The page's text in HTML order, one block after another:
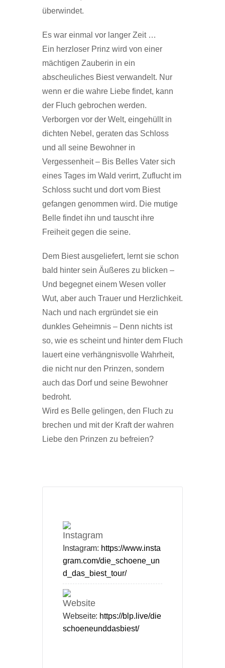
überwindet.
Es war einmal vor langer Zeit …
Ein herzloser Prinz wird von einer
mächtigen Zauberin in ein
abscheuliches Biest verwandelt. Nur
wenn er die wahre Liebe findet, kann
der Fluch gebrochen werden.
Verborgen vor der Welt, eingehüllt in
dichten Nebel, geraten das Schloss
und all seine Bewohner in
Vergessenheit – Bis Belles Vater sich
eines Tages im Wald verirrt, Zuflucht im
Schloss sucht und dort vom Biest
gefangen genommen wird. Die mutige
Belle findet ihn und tauscht ihre
Freiheit gegen die seine.
Dem Biest ausgeliefert, lernt sie schon
bald hinter sein Äußeres zu blicken –
Und begegnet einem Wesen voller
Wut, aber auch Trauer und Herzlichkeit.
Nach und nach ergründet sie ein
dunkles Geheimnis – Denn nichts ist
so, wie es scheint und hinter dem Fluch
lauert eine verhängnisvolle Wahrheit,
die nicht nur den Prinzen, sondern
auch das Dorf und seine Bewohner
bedroht.
Wird es Belle gelingen, den Fluch zu
brechen und mit der Kraft der wahren
Liebe den Prinzen zu befreien?
Instagram: https://www.insta
gram.com/die_schoene_un
d_das_biest_tour/
Webseite: https://blp.live/die
schoeneunddasbiest/